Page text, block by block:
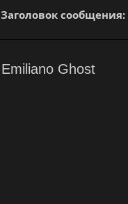
Заголовок сообщения:
Emiliano Ghost